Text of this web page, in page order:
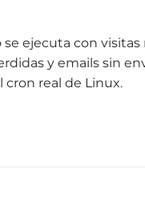
ejecuta con visitas
y emails sin
real de Linux.